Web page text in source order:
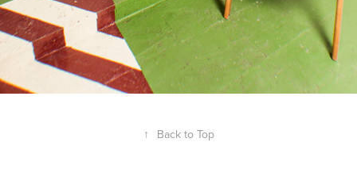
↑ Back to Top